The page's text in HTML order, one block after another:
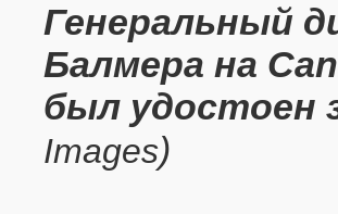
Генеральный
Балмера на
был удостоен
Images)